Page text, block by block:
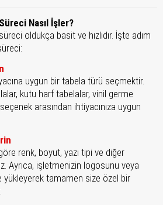
Nasıl İşler?
süreci oldukça basit ve hızlıdır. İşte adım
uygun bir tabela türü seçmektir.
kutu harf tabelalar, vinil germe
arasından ihtiyacınıza uygun
renk, boyut, yazı tipi ve diğer
Ayrıca, işletmenizin logosunu veya
tamamen size özel bir